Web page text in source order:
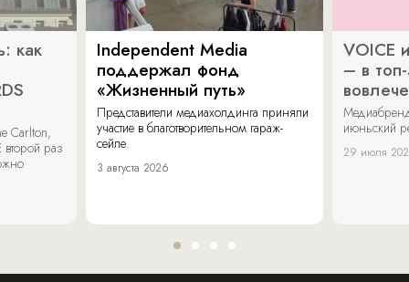
как
Carlton,
раз
Independent Media
поддержал фонд
«Жизненный путь»
Представители медиахолдинга приняли
участие в благотворительном гараж-
сейле.
3 августа 2026
VOICE
– в
июньский
29 июля